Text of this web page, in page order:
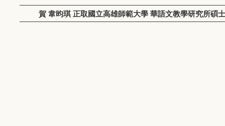
賀 韋昀琪 正取國立高雄師範大學 華語文教學研究所碩